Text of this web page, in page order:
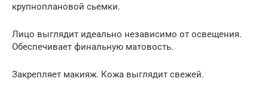
крупноплановой сьемки.
Лицо выглядит идеально независимо от освещения.
Обеспечивает финальную матовость.
Закрепляет макияж. Кожа выглядит свежей.